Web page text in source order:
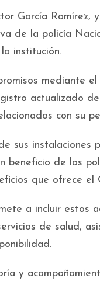
García Ramírez,
de la policía
institución.
mediante
actualizado
con su
sus
beneficio de los
que ofrece
a incluir estos
de salud,
y